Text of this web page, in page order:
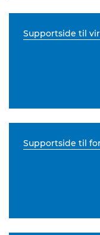
Supportside til
Supportside til